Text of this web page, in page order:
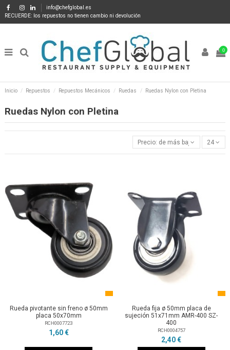
info@chefglobal.es
RECUERDE: los repuestos no tienen cambio ni devolución
0
Inicio Repuestos Repuestos Mecánicos Ruedas Ruedas Nylon con Pletina
Ruedas Nylon con Pletina
Precio: de más bajo a más alto
24
Rueda pivotante sin freno ø 50mm
placa 50x70mm
RCH0007723
1,60 €
Rueda fija ø 50mm placa de
sujeción 51x71mm AMR-400 SZ-
400
RCH0004757
2,40 €